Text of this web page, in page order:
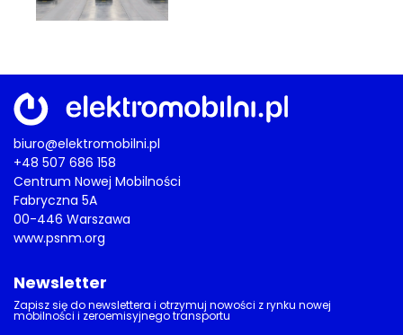
biuro@elektromobilni.pl
+48 507 686 158
Centrum Nowej Mobilności
Fabryczna 5A
00-446 Warszawa
www.psnm.org
Newsletter
Zapisz się do newslettera i otrzymuj nowości z rynku nowej
mobilności i zeroemisyjnego transportu